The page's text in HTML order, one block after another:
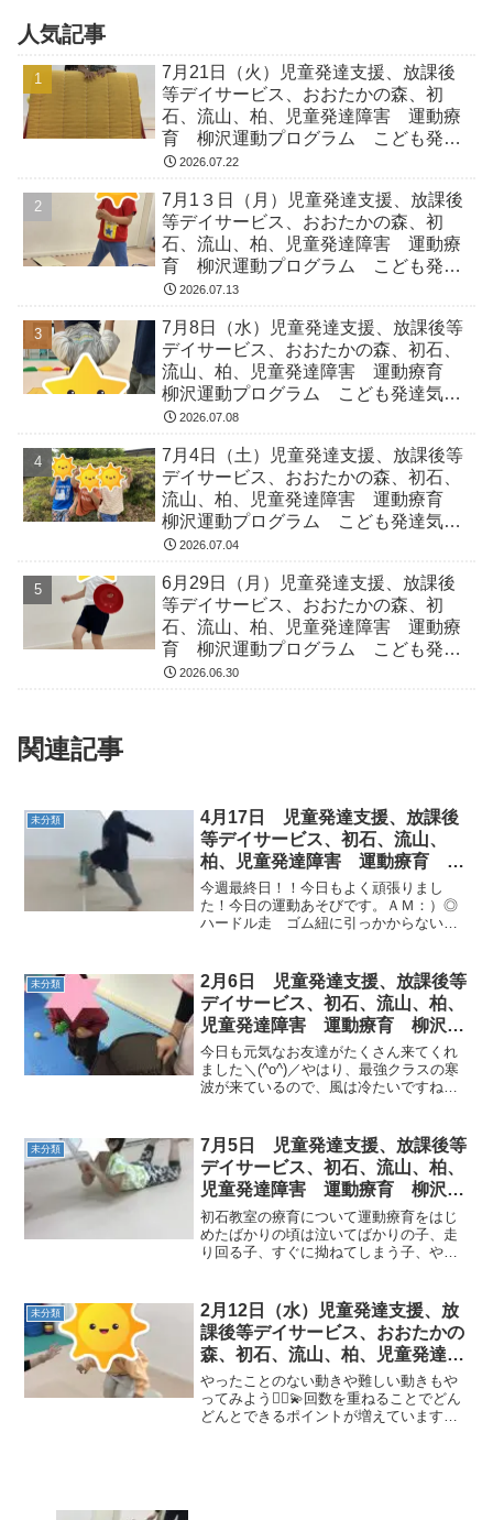
人気記事
7月21日（火）児童発達支援、放課後
等デイサービス、おおたかの森、初
石、流山、柏、児童発達障害 運動療
育 柳沢運動プログラム こども発達
気になる 発達障害 放デイ 自閉
2026.07.22
7月1３日（月）児童発達支援、放課後
等デイサービス、おおたかの森、初
石、流山、柏、児童発達障害 運動療
育 柳沢運動プログラム こども発達
気になる 発達障害 放デイ 自閉
2026.07.13
7月8日（水）児童発達支援、放課後等
デイサービス、おおたかの森、初石、
流山、柏、児童発達障害 運動療育
柳沢運動プログラム こども発達気に
なる 発達障害 放デイ 自閉症
2026.07.08
7月4日（土）児童発達支援、放課後等
デイサービス、おおたかの森、初石、
流山、柏、児童発達障害 運動療育
柳沢運動プログラム こども発達気に
なる 発達障害 放デイ 自閉症
2026.07.04
6月29日（月）児童発達支援、放課後
等デイサービス、おおたかの森、初
石、流山、柏、児童発達障害 運動療
育 柳沢運動プログラム こども発達
気になる 発達障害 放デイ 自閉
2026.06.30
関連記事
未分類
4月17日 児童発達支援、放課後
等デイサービス、初石、流山、
柏、児童発達障害 運動療育 柳
沢運動プログラム こども発達気
になる 発達障害 放デ
今週最終日！！今日もよく頑張りまし
た！今日の運動あそびです。ＡＭ：）◎
ハードル走 ゴム紐に引っかからないよ
ね～～でこぼこ平均台も上手に渡れた
ね！ＰＭ：）◎やま 山の上...
未分類
2月6日 児童発達支援、放課後等
デイサービス、初石、流山、柏、
児童発達障害 運動療育 柳沢運
動プログラム こどもプラス（発
達気になる 発達障害 放デイ
自閉症 学習障害 LD ADHD ア
今日も元気なお友達がたくさん来てくれ
ました＼(^o^)／やはり、最強クラスの寒
波が来ているので、風は冷たいですね…
ニさんはみんなとても上手でした☺
未分類
7月5日 児童発達支援、放課後等
デイサービス、初石、流山、柏、
児童発達障害 運動療育 柳沢運
動プログラム こども発達気にな
る 発達障害 放デ
初石教室の療育について運動療育をはじ
めたばかりの頃は泣いてばかりの子、走
り回る子、すぐに拗ねてしまう子、やる
ようになります。また、運動あそびを楽
しみにし、「今日は何をや...
未分類
2月12日（水）児童発達支援、放
課後等デイサービス、おおたかの
森、初石、流山、柏、児童発達ラ
ム こども障害 運動療育 柳沢
運動プログ発達気になる 発達障
害 放デイ 自閉症 ADHD ア
やったことのない動きや難しい動きもや
ってみよう🤸‍♀️💫回数を重ねることでどん
どんとできるポイントが増えています！